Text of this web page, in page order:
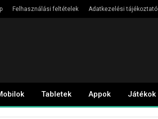
Felhasználási feltételek Adatkezelési tájékoztató
Tabletek Appok Játékok